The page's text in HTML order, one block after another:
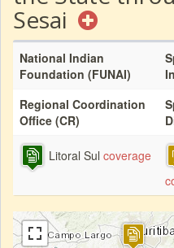
Sesai
National Indian
Foundation (FUNAI)
Regional Coordination
Office (CR)
Litoral Sul coverage